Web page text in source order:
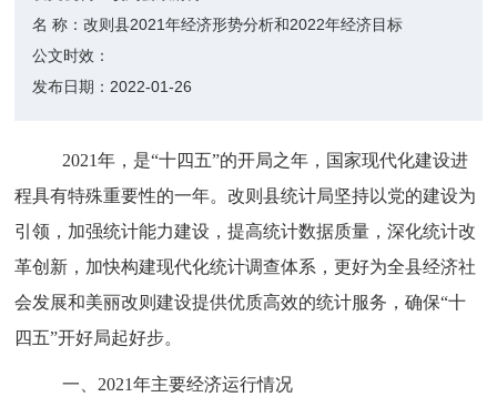
名 称：改则县2021年经济形势分析和2022年经济目标
公文时效：
发布日期： 2022-01-26
2021年 ， 是“十四五”的开局之年， 国家现代化建设进
程具有特殊重要性的一年。改则县统计局坚持以党的建设为
引领，加强统计能力建设，提高统计数据质量，深化统计改
革创新，加快构建现代化统计调查体系，更好为全县经济社
会发展和美丽改则建设提供优质高效的统计服务，确保“十
四五”开好局起好步。
一、 2021年主要经济运行情况